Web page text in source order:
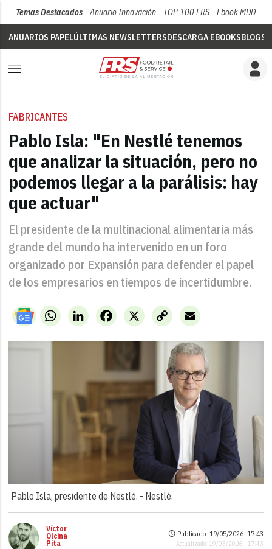
Temas Destacados Anuario Innovación TOP 100 FRS Ebook MDD
ANUARIOS PAPELÚLTIMAS NEWSLETTERSDESCARGA EBOOKSBLOGS
FABRICANTES
Pablo Isla: "En Nestlé tenemos
que analizar la situación, pero no
podemos llegar a la parálisis: hay
que actuar"
El presidente de la multinacional alimentaria más
grande del mundo ha intervenido en un foro
organizado por Expansión para defender el papel
de los empresarios en tiempos de incertidumbre.
WhatsAppLinkedIn X
Facebook
Copy
Link
Email
Pablo Isla, presidente de Nestlé. - Nestlé.
Víctor
Olcina
Pita
Publicado: 19/05/2026 ·17:43
Actualizado: 19/05/2026 · 17:43